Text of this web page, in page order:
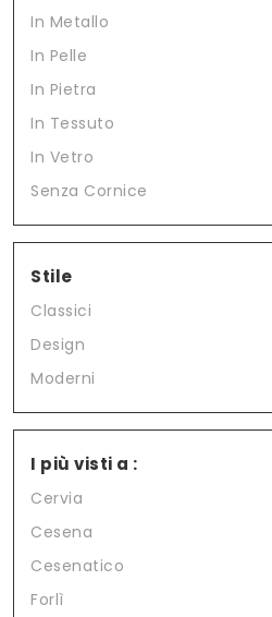
In Metallo
In Pelle
In Pietra
In Tessuto
In Vetro
Senza Cornice
Stile
Classici
Design
Moderni
I più visti a :
Cervia
Cesena
Cesenatico
Forlì